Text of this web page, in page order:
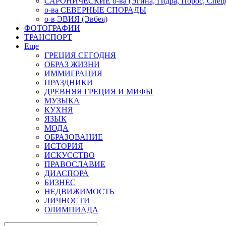
о-ва СЕВЕРНЫЕ СПОРАДЫ
о-в ЭВИЯ (Эвбея)
ФОТОГРАФИИ
ТРАНСПОРТ
Еще
ГРЕЦИЯ СЕГОДНЯ
ОБРАЗ ЖИЗНИ
ИММИГРАЦИЯ
ПРАЗДНИКИ
ДРЕВНЯЯ ГРЕЦИЯ И МИФЫ
МУЗЫКА
КУХНЯ
ЯЗЫК
МОДА
ОБРАЗОВАНИЕ
ИСТОРИЯ
ИСКУССТВО
ПРАВОСЛАВИЕ
ДИАСПОРА
БИЗНЕС
НЕДВИЖИМОСТЬ
ЛИЧНОСТИ
ОЛИМПИАДА